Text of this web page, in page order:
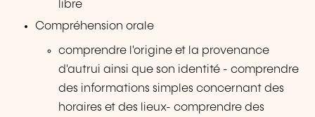
libre
Compréhension orale
comprendre l'origine et la provenance
d'autrui ainsi que son identité - comprendre
des informations simples concernant des
horaires et des lieux- comprendre des